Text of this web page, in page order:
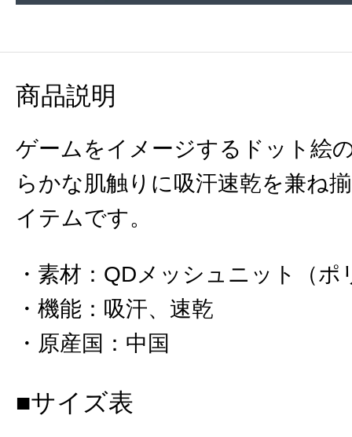
商品説明
ゲームをイメージするドット絵
らかな肌触りに吸汗速乾を兼ね
イテムです。
素材 ： QDメッシュニット（ポ
機能 ： 吸汗、速乾
原産国 ： 中国
■サイズ表